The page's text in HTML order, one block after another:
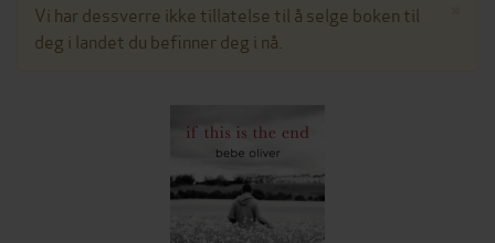
Vi har dessverre ikke tillatelse til å selge boken til
deg i landet du befinner deg i nå.